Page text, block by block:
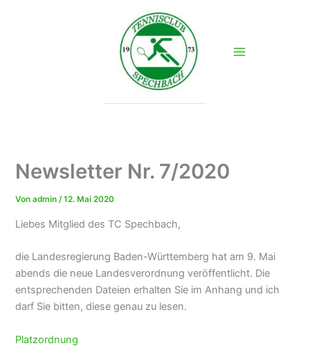
Newsletter Nr. 7/2020
Vonadmin/12. Mai 2020
Liebes Mitglied des TC Spechbach,
die Landesregierung Baden-Württemberg hat am 9. Mai
abends die neue Landesverordnung veröffentlicht. Die
entsprechenden Dateien erhalten Sie im Anhang und ich
darf Sie bitten, diese genau zu lesen.
Platzordnung